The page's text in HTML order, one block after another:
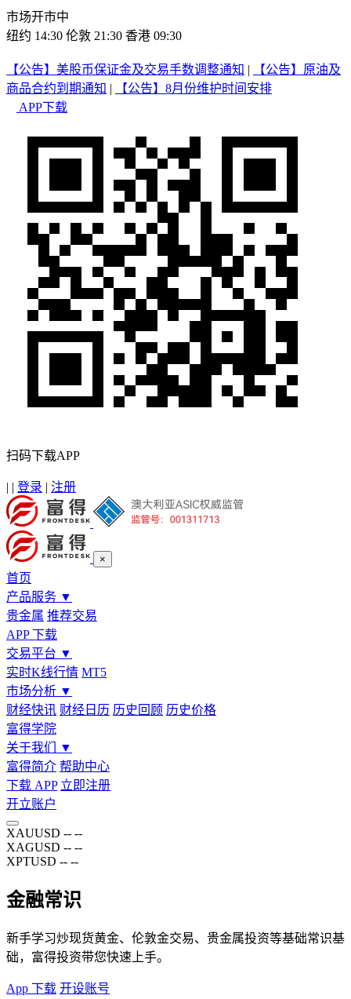
市场开市中
纽约 14:30 伦敦 21:30 香港 09:30
【公告】美股币保证金及交易手数调整通知 |
【公告】原油及
商品合约到期通知 |
【公告】8月份维护时间安排
APP下载
扫码下载APP
| | 登录 | 注册
×
首页
产品服务 ▼
贵金属 推荐交易
APP 下载
交易平台 ▼
实时K线行情 MT5
市场分析 ▼
财经快讯 财经日历 历史回顾 历史价格
富得学院
关于我们
▼
富得简介 帮助中心
下载 APP 立即注册
开立账户
XAUUSD -- --
XAGUSD -- --
XPTUSD -- --
金融常识
新手学习炒现货黄金、伦敦金交易、贵金属投资等基础常识基
础，富得投资带您快速上手。
App 下载 开设账号